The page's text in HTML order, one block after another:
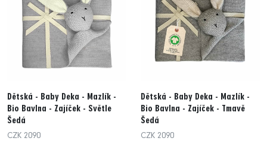
Dětská - Baby Deka - Mazlík -
Bio Bavlna - Zajíček - Světle
Šedá
CZK 2090
Dětská - Baby Deka - Mazlík -
Bio Bavlna - Zajíček - Tmavě
Šedá
CZK 2090